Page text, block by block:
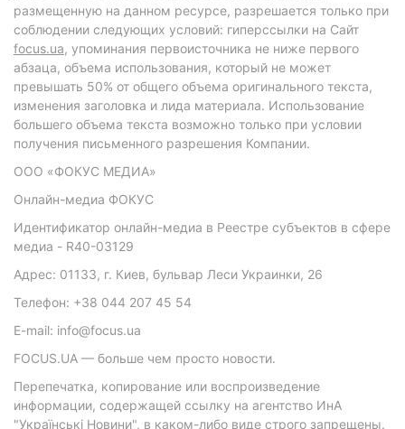
размещенную на данном ресурсе, разрешается только при
соблюдении следующих условий: гиперссылки на Сайт
focus.ua, упоминания первоисточника не ниже первого
абзаца, объема использования, который не может
превышать 50% от общего объема оригинального текста,
изменения заголовка и лида материала. Использование
большего объема текста возможно только при условии
получения письменного разрешения Компании.
ООО «ФОКУС МЕДИА»
Онлайн-медиа ФОКУС
Идентификатор онлайн-медиа в Реестре субъектов в сфере
медиа - R40-03129
Адрес: 01133, г. Киев, бульвар Леси Украинки, 26
Телефон: +38 044 207 45 54
E-mail: info@focus.ua
FOCUS.UA — больше чем просто новости.
Перепечатка, копирование или воспроизведение
информации, содержащей ссылку на агентство ИнА
"Українські Новини", в каком-либо виде строго запрещены.